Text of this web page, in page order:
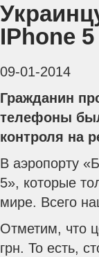
ІPhone
09-01-2014
Гражданин
телефоны
контроля на
В аэропорту
5», которые
мире. Всего
Отметим, что
грн. То есть,